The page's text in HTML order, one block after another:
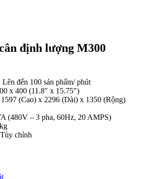
định lượng M300
đến 100 sản phẩm/ phút
x 400 (11.8″ x 15.75″)
(Cao) x 2296 (Dài) x 1350 (Rộng)
(480V – 3 pha, 60Hz, 20 AMPS)
chỉnh